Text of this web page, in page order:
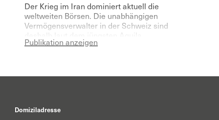
Der Krieg im Iran dominiert aktuell die
weltweiten Börsen. Die unabhängigen
Vermögensverwalter in der Schweiz sind
deshalb laut dem jüngsten Aquila
Vermögensverwalter Index für das laufende
Publikation anzeigen
Domiziladresse